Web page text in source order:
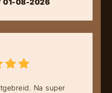
01-08-2026
Na super